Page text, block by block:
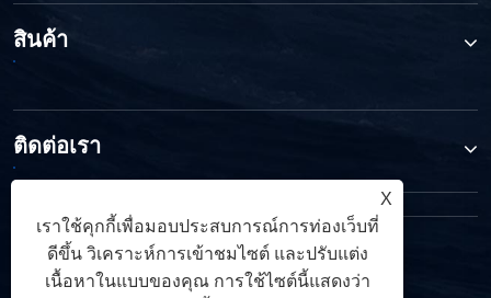
สินค้า
ติดต่อเรา
ตามเรามา
X
เราใช้คุกกี้เพื่อมอบประสบการณ์การท่องเว็บที่
ดีขึ้น วิเคราะห์การเข้าชมไซต์ และปรับแต่ง
เนื้อหาในแบบของคุณ การใช้ไซต์นี้แสดงว่า